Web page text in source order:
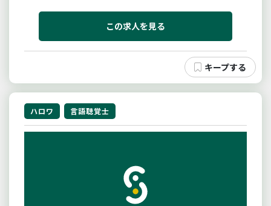
囲：変更なし
この求人を見る
ハロワ 言語聴覚士